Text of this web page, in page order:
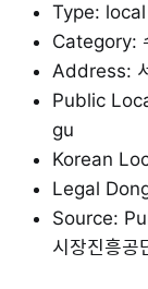
Type:
Category:
Address:
Public
gu
Korean
Legal
Source:
시장진흥공